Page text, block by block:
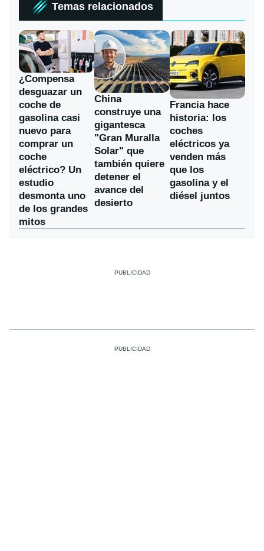
Temas relacionados
¿Compensa
desguazar un
coche de
gasolina casi
nuevo para
comprar un
coche
eléctrico? Un
estudio
desmonta uno
de los grandes
mitos
China
construye una
gigantesca
"Gran Muralla
Solar" que
también quiere
detener el
avance del
desierto
Francia hace
historia: los
coches
eléctricos ya
venden más
que los
gasolina y el
diésel juntos